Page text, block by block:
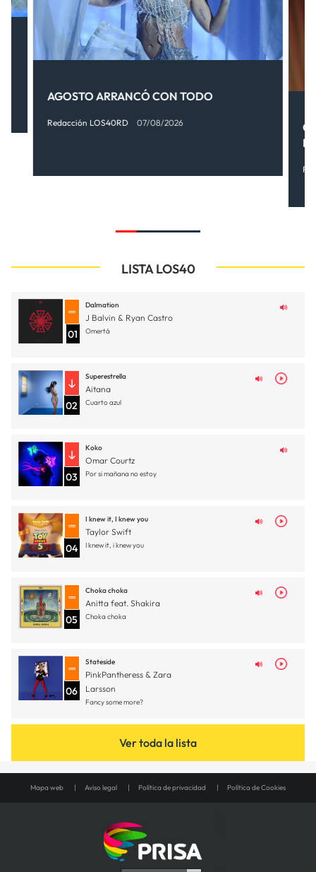
AGOSTO ARRANCÓ CON TODO
Redacción LOS40RD 07/08/2026
LISTA LOS40
01
Dalmation
J Balvin & Ryan Castro
Omertá
02
Superestrella
Aitana
Cuarto azul
03
Koko
Omar Courtz
Por si mañana no estoy
04
I knew it, I knew you
Taylor Swift
I knew it, i knew you
05
Choka choka
Anitta feat. Shakira
Choka choka
06
Stateside
PinkPantheress & Zara
Larsson
Fancy some more?
Ver toda la lista
Mapa web Aviso legal Política de privacidad Política de Cookies